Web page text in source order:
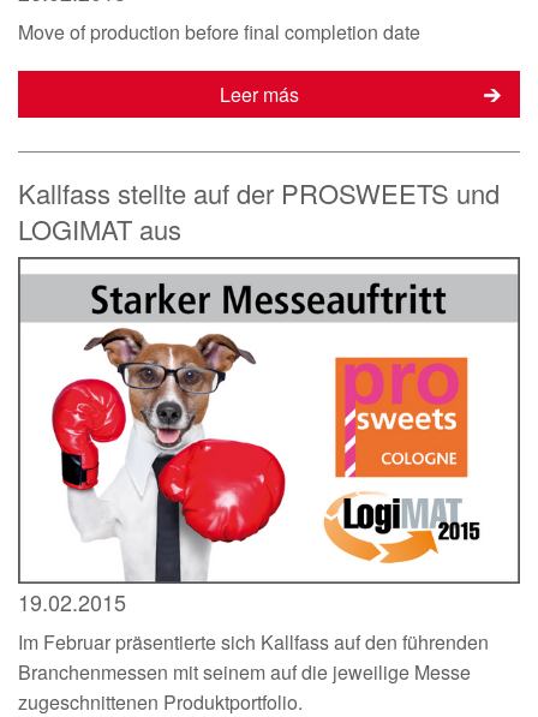
Move of production before final completion date
Leer más
Kallfass stellte auf der PROSWEETS und
LOGIMAT aus
19.02.2015
Im Februar präsentierte sich Kallfass auf den führenden
Branchenmessen mit seinem auf die jeweilige Messe
zugeschnittenen Produktportfolio.